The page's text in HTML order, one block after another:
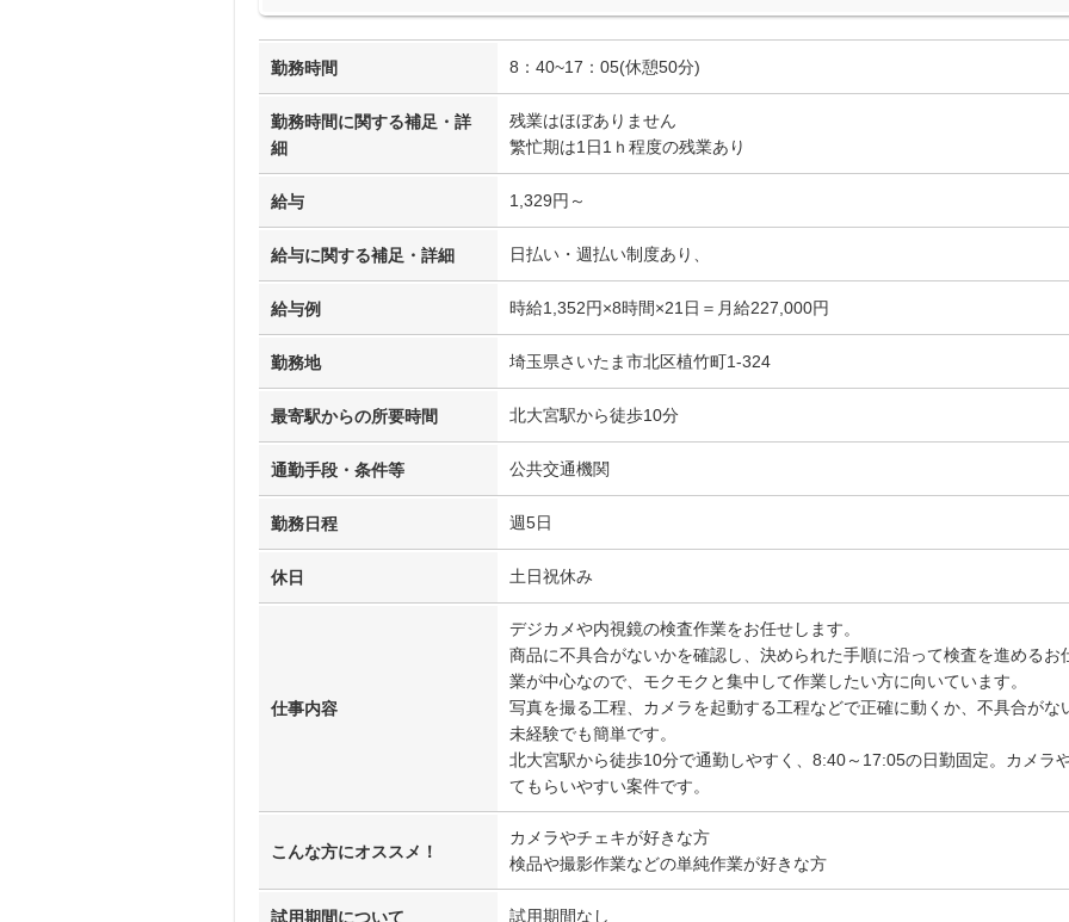
勤務時間 8：40~17：05(休憩50分)
勤務時間に関する補足・詳
細
残業はほぼありません
繁忙期は1日1ｈ程度の残業あり
給与 1,329円～
給与に関する補足・詳細 日払い・週払い制度あり、
給与例 時給1,352円×8時間×21日＝月給227,000円
勤務地 埼玉県さいたま市北区植竹町1-324
最寄駅からの所要時間 北大宮駅から徒歩10分
通勤手段・条件等 公共交通機関
勤務日程 週5日
休日 土日祝休み
仕事内容
デジカメや内視鏡の検査作業をお任せします。
商品に不具合がないかを確認し、決められた手順に沿って検査を進める
業が中心なので、モクモクと集中して作業したい方に向いています。
写真を撮る工程、カメラを起動する工程などで正確に動くか、不具合が
未経験でも簡単です。
北大宮駅から徒歩10分で通勤しやすく、8:40～17:05の日勤固定。カメラ
てもらいやすい案件です。
こんな方にオススメ！
カメラやチェキが好きな方
検品や撮影作業などの単純作業が好きな方
試用期間について 試用期間なし